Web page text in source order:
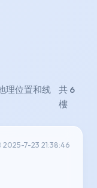
理位置和线
共 6
樓
2025-7-23 21:38:46